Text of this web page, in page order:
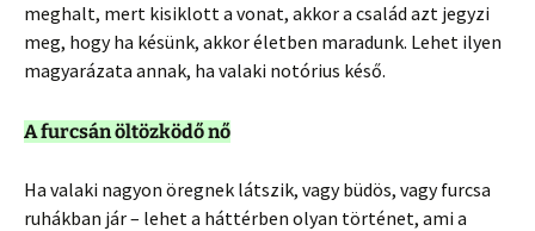
meghalt, mert kisiklott a vonat, akkor a család azt jegyzi
meg, hogy ha késünk, akkor életben maradunk. Lehet ilyen
magyarázata annak, ha valaki notórius késő.
A furcsán öltözködő nő
Ha valaki nagyon öregnek látszik, vagy büdös, vagy furcsa
ruhákban jár – lehet a háttérben olyan történet, ami a